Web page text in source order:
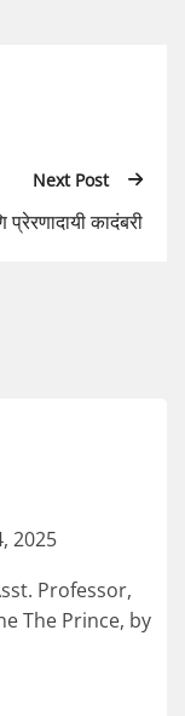
Next Post
कादंबरी
2025
Professor,
The Prince, by